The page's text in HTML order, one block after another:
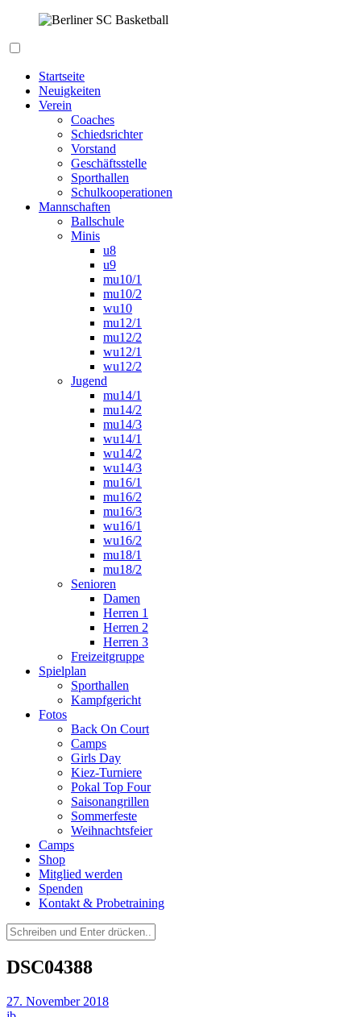
springen
Startseite
Neuigkeiten
Verein
Coaches
Schiedsrichter
Vorstand
Geschäftsstelle
Sporthallen
Schulkooperationen
Mannschaften
Ballschule
Minis
u8
u9
mu10/1
mu10/2
wu10
mu12/1
mu12/2
wu12/1
wu12/2
Jugend
mu14/1
mu14/2
mu14/3
wu14/1
wu14/2
wu14/3
mu16/1
mu16/2
mu16/3
wu16/1
wu16/2
mu18/1
mu18/2
Senioren
Damen
Herren 1
Herren 2
Herren 3
Freizeitgruppe
Spielplan
Sporthallen
Kampfgericht
Fotos
Back On Court
Camps
Girls Day
Kiez-Turniere
Pokal Top Four
Saisonangrillen
Sommerfeste
Weihnachtsfeier
Camps
Shop
Mitglied werden
Spenden
Kontakt & Probetraining
Suchen
nach:
DSC04388
27. November 2018